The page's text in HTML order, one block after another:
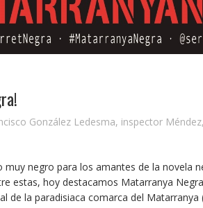
González Ledesma, inspector Méndez,
negro para los amantes de la novela
estas, hoy destacamos Matarranya
de la paradisiaca comarca del